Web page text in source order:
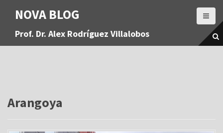
a
NOVA BLOG
Prof. Dr. Alex Rodríguez Villalobos
Arangoya